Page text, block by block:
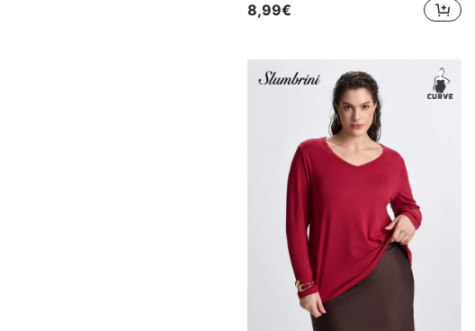
8,99€